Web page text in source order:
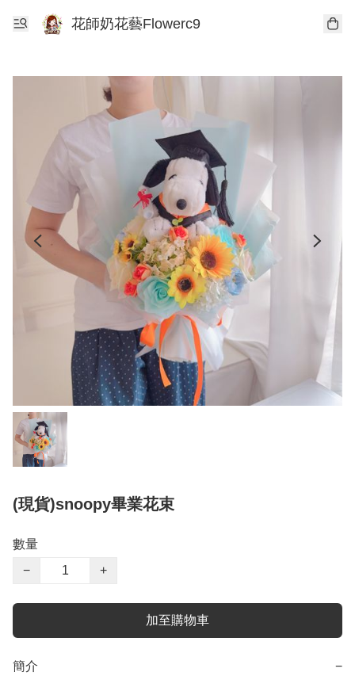
花師奶花藝Flowerc9
(現貨)snoopy畢業花束
數量
−
+
加至購物車
簡介 −